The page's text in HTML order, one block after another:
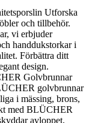
Utforska
och tillbehör.
vi erbjuder
handdukstorkar i
Förbättra ditt
design.
Golvbrunnar
golvbrunnar
i mässing, brons,
med BLÜCHER
avloppet,